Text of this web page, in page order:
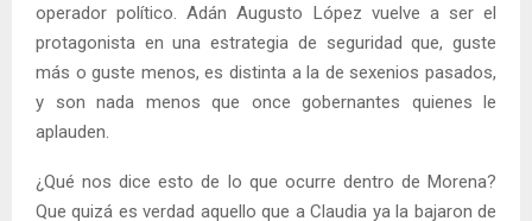
operador político. Adán Augusto López vuelve a ser el
protagonista en una estrategia de seguridad que, guste
más o guste menos, es distinta a la de sexenios pasados,
y son nada menos que once gobernantes quienes le
aplauden.
¿Qué nos dice esto de lo que ocurre dentro de Morena?
Que quizá es verdad aquello que a Claudia ya la bajaron de